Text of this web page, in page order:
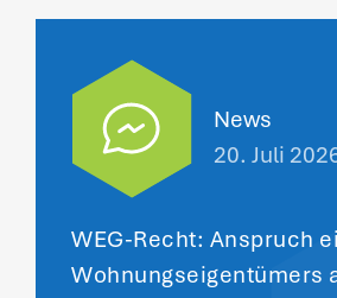
News
20. Juli
WEG-Recht: Anspruch
Wohnungseigentümers